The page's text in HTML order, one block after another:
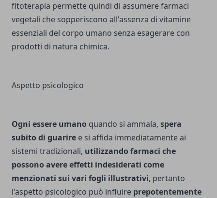
fitoterapia permette quindi di assumere farmaci
vegetali che sopperiscono all'assenza di vitamine
essenziali del corpo umano senza esagerare con
prodotti di natura chimica.
Aspetto psicologico
Ogni essere umano quando si ammala, spera
subito di guarire e si affida immediatamente ai
sistemi tradizionali, utilizzando farmaci che
possono avere effetti indesiderati come
menzionati sui vari fogli illustrativi, pertanto
l'aspetto psicologico può influire prepotentemente